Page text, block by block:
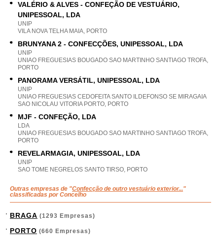
VALÉRIO & ALVES - CONFEÇÃO DE VESTUÁRIO,
UNIPESSOAL, LDA
UNIP
VILA NOVA TELHA MAIA, PORTO
BRUNYANA 2 - CONFECÇÕES, UNIPESSOAL, LDA
UNIP
UNIAO FREGUESIAS BOUGADO SAO MARTINHO SANTIAGO TROFA,
PORTO
PANORAMA VERSÁTIL, UNIPESSOAL, LDA
UNIP
UNIAO FREGUESIAS CEDOFEITA SANTO ILDEFONSO SE MIRAGAIA
SAO NICOLAU VITORIA PORTO, PORTO
MJF - CONFEÇÃO, LDA
LDA
UNIAO FREGUESIAS BOUGADO SAO MARTINHO SANTIAGO TROFA,
PORTO
REVELARMAGIA, UNIPESSOAL, LDA
UNIP
SAO TOME NEGRELOS SANTO TIRSO, PORTO
Outras empresas de "Confecção de outro vestuário exterior..."
classificadas por Concelho
BRAGA (1293 Empresas)
PORTO (660 Empresas)